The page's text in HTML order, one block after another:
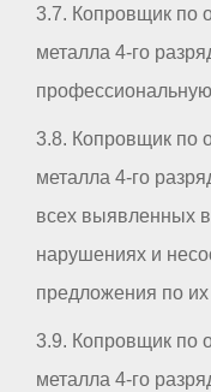
3.7. Копровщик по
металла 4-го
3.8. Копровщик по
металла 4-го
всех выявленных
нарушениях и
предложения по
3.9. Копровщик по
металла 4-го